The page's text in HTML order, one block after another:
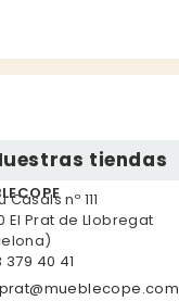
tiendas
Casals nº 111
El Prat de Llobregat
379 40 41